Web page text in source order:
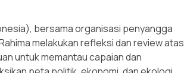
bersama organisasi penyangga
melakukan refleksi dan review atas
untuk memantau capaian dan